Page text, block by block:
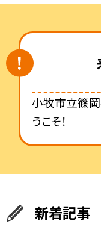
小牧市立篠
うこそ！
新着記事